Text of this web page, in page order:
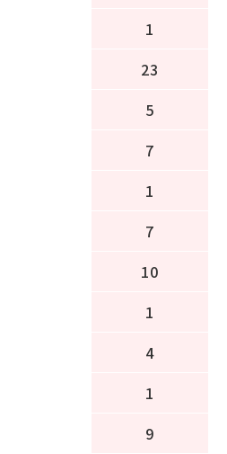
1
23
5
7
1
7
10
1
4
1
9